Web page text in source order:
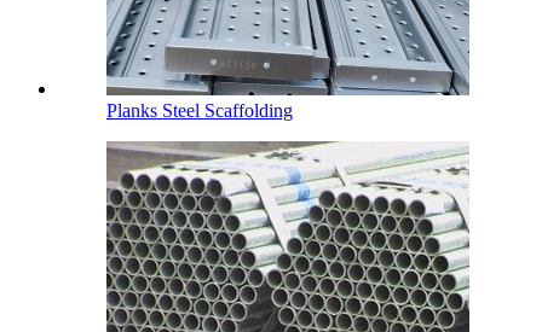
Planks Steel Scaffolding